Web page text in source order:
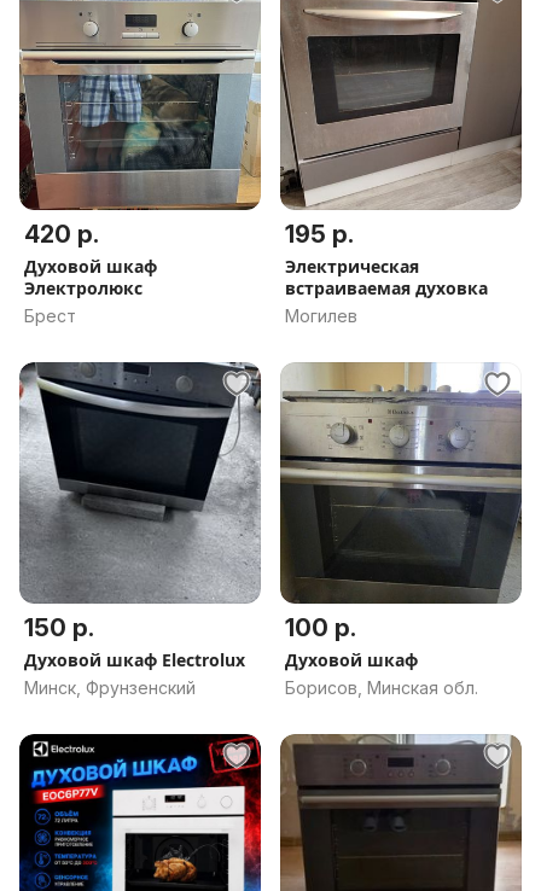
420 р.
Духовой шкаф
Электролюкс
Брест
195 р.
Электрическая
встраиваемая духовка
Могилев
150 р.
Духовой шкаф Electrolux
Минск, Фрунзенский
100 р.
Духовой шкаф
Борисов, Минская обл.